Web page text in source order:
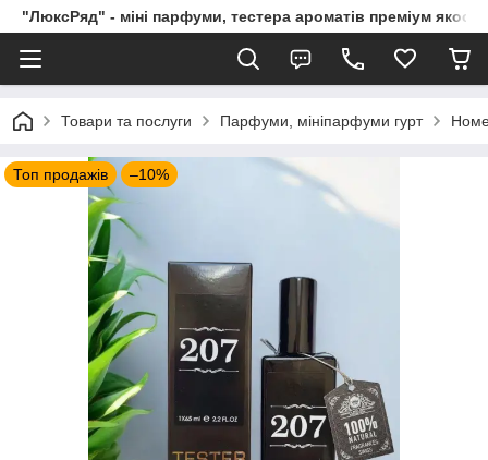
"ЛюксРяд" - міні парфуми, тестера ароматів преміум
Товари та послуги Парфуми, мініпарфуми гурт
Топ продажів –10%